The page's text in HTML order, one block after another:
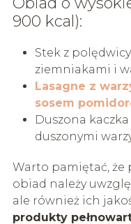
900 kcal):
Stek z
ziemniakami i
Lasagne z
sosem
Duszona
duszonymi
Warto pamiętać, że
obiad należy
ale również ich
produkty